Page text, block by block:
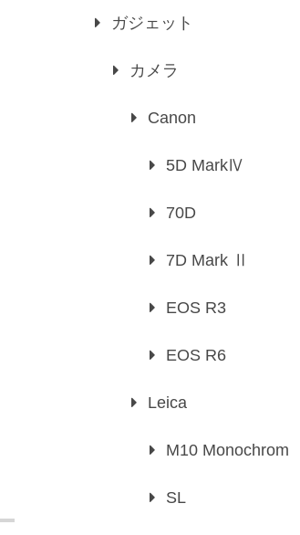
ガジェット
カメラ
Canon
5D MarkⅣ
70D
7D Mark Ⅱ
EOS R3
EOS R6
Leica
M10 Monochrom
SL